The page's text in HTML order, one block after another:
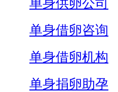
单身供卵公司
单身借卵咨询
单身借卵机构
单身捐卵助孕